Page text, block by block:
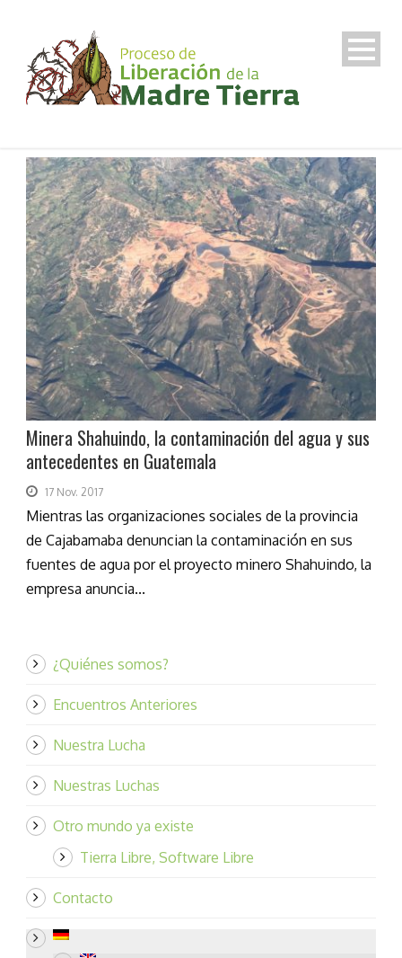
Minera Shahuindo, la contaminación del agua y sus
antecedentes en Guatemala
17 Nov. 2017
Mientras las organizaciones sociales de la provincia
de Cajabamaba denuncian la contaminación en sus
fuentes de agua por el proyecto minero Shahuindo, la
empresa anuncia...
¿Quiénes somos?
Encuentros Anteriores
Nuestra Lucha
Nuestras Luchas
Otro mundo ya existe
Tierra Libre, Software Libre
Contacto